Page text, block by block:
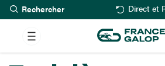
Aller
au
contenu
Rechercher Direct et